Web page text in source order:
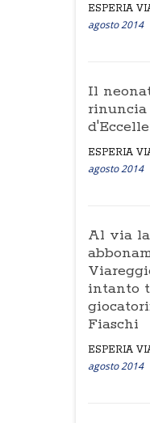
ESPERIA
agosto 2014
Il
ESPERIA
agosto 2014
Al via
intanto
Fiaschi
ESPERIA
agosto 2014